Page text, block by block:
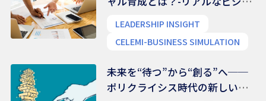
LEADERSHIP INSIGHT
CELEMI-BUSINESS SIMULATION
未来を“待つ”から“創る”へ──
ポリクライシス時代の新しいリ